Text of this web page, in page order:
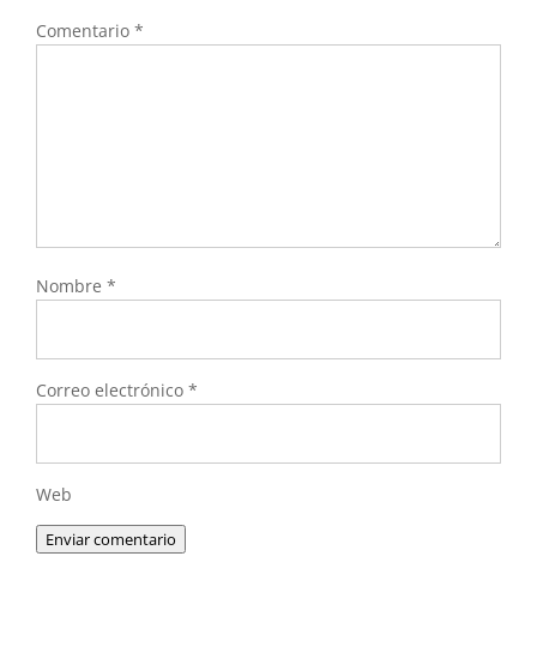
Comentario *
Nombre *
Correo electrónico *
Web
Enviar comentario